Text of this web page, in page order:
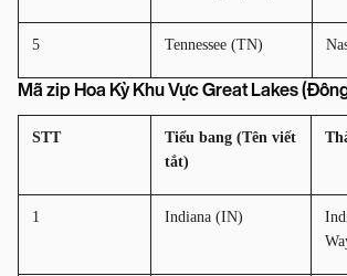
5 Tennessee (TN)
Mã zip Hoa Kỳ Khu Vực Great Lakes
STT
Tiểu bang (Tên viết
tắt)
1 Indiana (IN)